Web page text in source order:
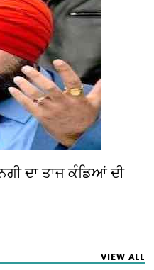
ਦਾ ਤਾਜ ਕੰਡਿਆਂ ਦੀ
VIEW ALL